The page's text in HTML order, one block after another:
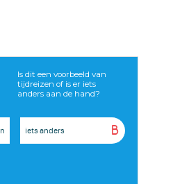
Is dit een voorbeeld van
tijdreizen of is er iets
anders aan de hand?
B
iets anders